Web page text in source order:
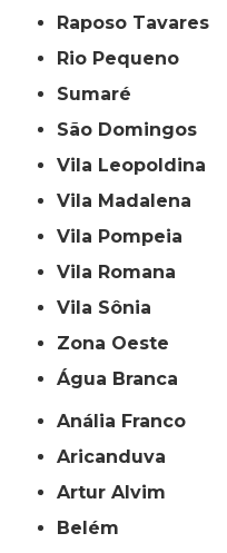
Raposo Tavares
Rio Pequeno
Sumaré
São Domingos
Vila Leopoldina
Vila Madalena
Vila Pompeia
Vila Romana
Vila Sônia
Zona Oeste
Água Branca
Anália Franco
Aricanduva
Artur Alvim
Belém